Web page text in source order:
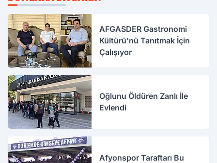
AFGASDER Gastronomi
Kültürü'nü Tanıtmak İçin
Çalışıyor
Oğlunu Öldüren Zanlı İle
Evlendi
Afyonspor Taraftarı Bu